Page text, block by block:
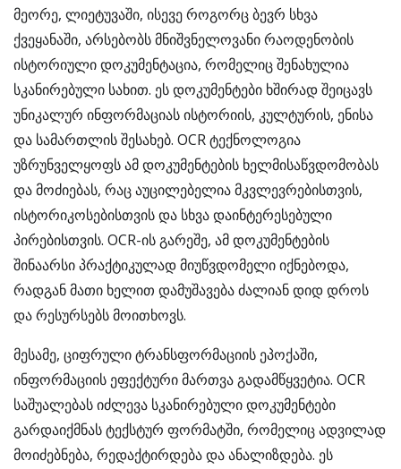
მეორე, ლიეტუვაში, ისევე როგორც ბევრ სხვა
ქვეყანაში, არსებობს მნიშვნელოვანი რაოდენობის
ისტორიული დოკუმენტაცია, რომელიც შენახულია
სკანირებული სახით. ეს დოკუმენტები ხშირად შეიცავს
უნიკალურ ინფორმაციას ისტორიის, კულტურის, ენისა
და სამართლის შესახებ. OCR ტექნოლოგია
უზრუნველყოფს ამ დოკუმენტების ხელმისაწვდომობას
და მოძიებას, რაც აუცილებელია მკვლევრებისთვის,
ისტორიკოსებისთვის და სხვა დაინტერესებული
პირებისთვის. OCR-ის გარეშე, ამ დოკუმენტების
შინაარსი პრაქტიკულად მიუწვდომელი იქნებოდა,
რადგან მათი ხელით დამუშავება ძალიან დიდ დროს
და რესურსებს მოითხოვს.
მესამე, ციფრული ტრანსფორმაციის ეპოქაში,
ინფორმაციის ეფექტური მართვა გადამწყვეტია. OCR
საშუალებას იძლევა სკანირებული დოკუმენტები
გარდაიქმნას ტექსტურ ფორმატში, რომელიც ადვილად
მოიძებნება, რედაქტირდება და ანალიზდება. ეს